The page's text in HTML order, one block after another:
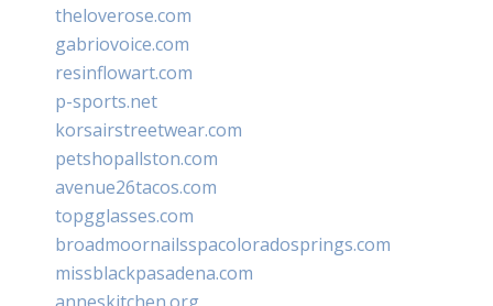
theloverose.com
gabriovoice.com
resinflowart.com
p-sports.net
korsairstreetwear.com
petshopallston.com
avenue26tacos.com
topgglasses.com
broadmoornailsspacoloradosprings.com
missblackpasadena.com